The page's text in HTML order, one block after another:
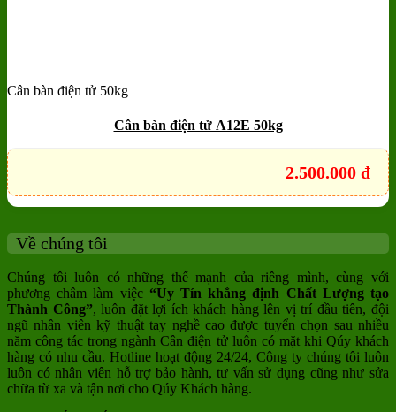
Cân bàn điện tử 50kg
Cân bàn điện tử A12E 50kg
2.500.000 đ
Về chúng tôi
Chúng tôi luôn có những thế mạnh của riêng mình, cùng với
phương châm làm việc “Uy Tín khẳng định Chất Lượng tạo
Thành Công”, luôn đặt lợi ích khách hàng lên vị trí đầu tiên, đội
ngũ nhân viên kỹ thuật tay nghề cao được tuyển chọn sau nhiều
năm công tác trong ngành Cân điện tử luôn có mặt khi Qúy khách
hàng có nhu cầu. Hotline hoạt động 24/24, Công ty chúng tôi luôn
luôn có nhân viên hỗ trợ bảo hành, tư vấn sử dụng cũng như sửa
chữa từ xa và tận nơi cho Qúy Khách hàng.